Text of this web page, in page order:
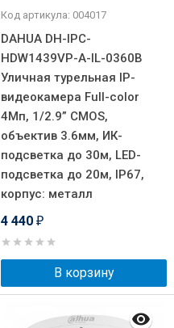
Код артикула: 004017
DAHUA DH-IPC-
HDW1439VP-A-IL-0360B
Уличная турельная IP-
видеокамера Full-color
4Мп, 1/2.9” CMOS,
объектив 3.6мм, ИК-
подсветка до 30м, LED-
подсветка до 20м, IP67,
корпус: металл
4 440 ₽
В корзину